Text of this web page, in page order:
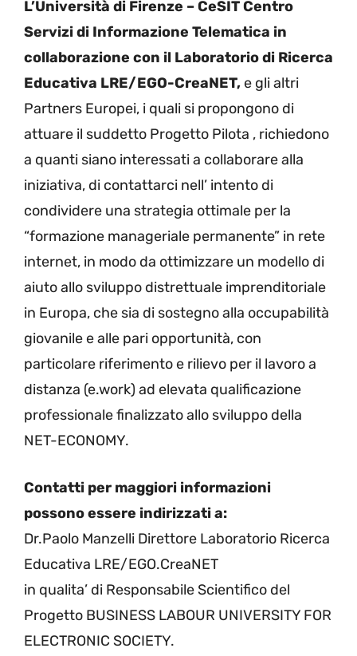
L’Università di Firenze – CeSIT Centro
Servizi di Informazione Telematica in
collaborazione con il Laboratorio di Ricerca
Educativa LRE/EGO-CreaNET,e gli altri
Partners Europei, i quali si propongono di
attuare il suddetto Progetto Pilota , richiedono
a quanti siano interessati a collaborare alla
iniziativa, di contattarci nell’ intento di
condividere una strategia ottimale per la
“formazione manageriale permanente” in rete
internet, in modo da ottimizzare un modello di
aiuto allo sviluppo distrettuale imprenditoriale
in Europa, che sia di sostegno alla occupabilità
giovanile e alle pari opportunità, con
particolare riferimento e rilievo per il lavoro a
distanza (e.work) ad elevata qualificazione
professionale finalizzato allo sviluppo della
NET-ECONOMY.
Contatti per maggiori informazioni
possono essere indirizzati a:
Dr.Paolo Manzelli Direttore Laboratorio Ricerca
Educativa LRE/EGO.CreaNET
in qualita’ di Responsabile Scientifico del
Progetto BUSINESS LABOUR UNIVERSITY FOR
ELECTRONIC SOCIETY.